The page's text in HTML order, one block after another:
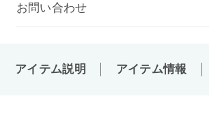
お問い合わせ
アイテム説明 アイテム情報